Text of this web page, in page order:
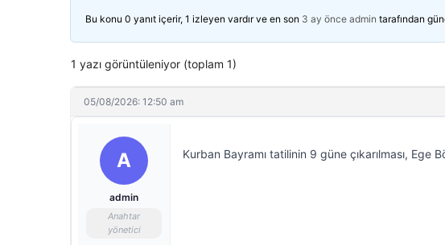
Bu konu 0 yanıt içerir, 1 izleyen vardır ve en son 3 ay önce admin tarafından
1 yazı görüntüleniyor (toplam 1)
05/08/2026: 12:50 am
A
admin
Anahtar
yönetici
Kurban Bayramı tatilinin 9 güne çıkarılması,